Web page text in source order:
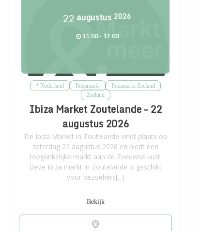
22 augustus 2026
11:00 - 17:00
* Nederland Ibizamarkt
Ibizamarkt Zeeland
Zeeland
Ibiza Market Zoutelande – 22
augustus 2026
De Ibiza Market in Zoutelande vindt plaats op
zaterdag 22 augustus 2026 en biedt een
toegankelijke markt aan de Zeeuwse kust.
Deze Ibiza markt in Zoutelande is geschikt
voor bezoekers[...]
Bekijk